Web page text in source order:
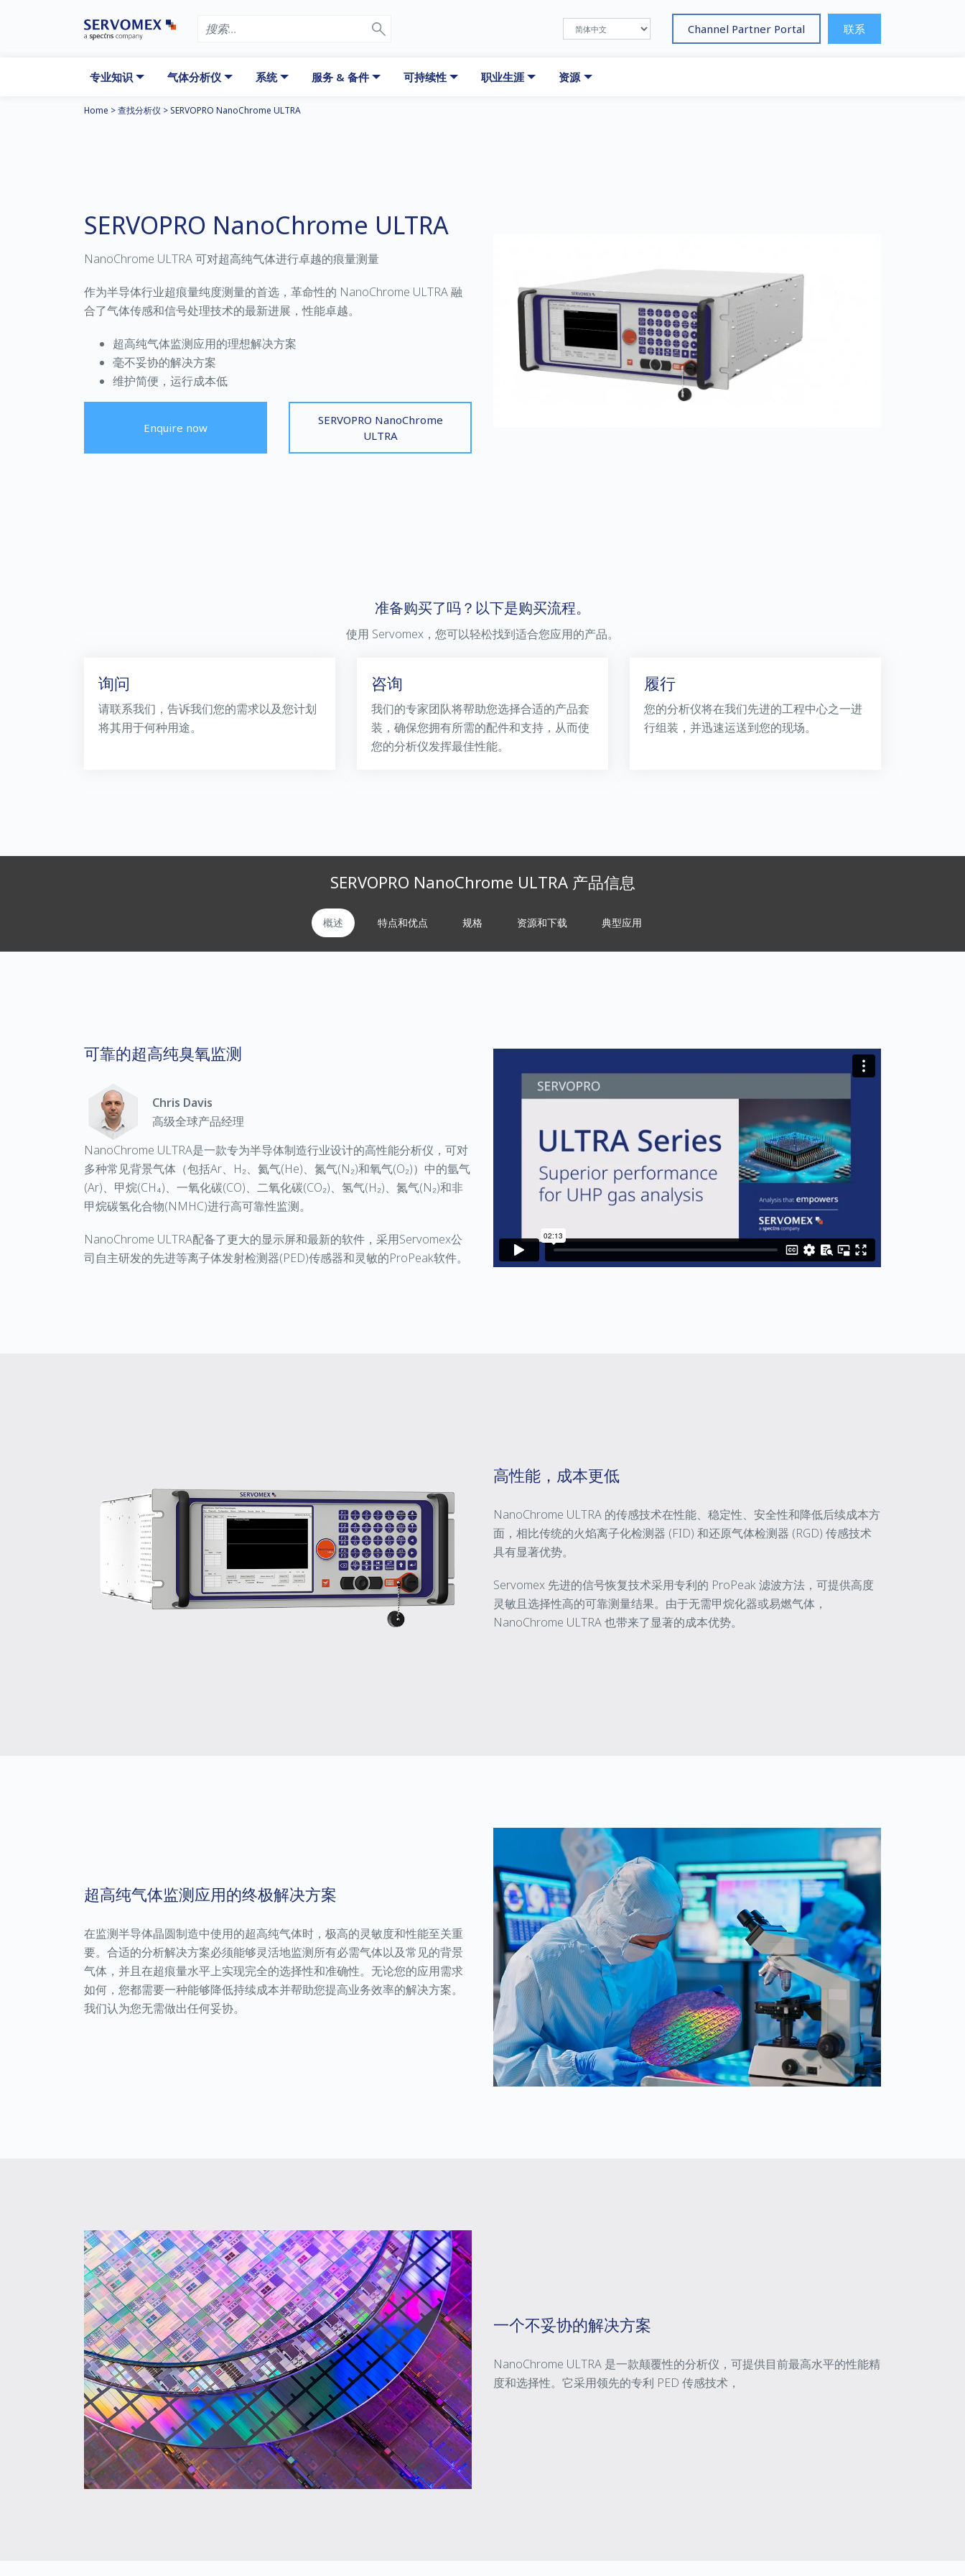
Channel Partner Portal 联系
专业知识 气体分析仪 系统 服务 & 备件 可持续性 职业生涯 资源
Home >查找分析仪 > SERVOPRO NanoChrome ULTRA
SERVOPRO NanoChrome ULTRA
NanoChrome ULTRA 可对超高纯气体进行卓越的痕量测量
作为半导体行业超痕量纯度测量的首选，革命性的 NanoChrome ULTRA 融
合了气体传感和信号处理技术的最新进展，性能卓越。
超高纯气体监测应用的理想解决方案
毫不妥协的解决方案
维护简便，运行成本低
Enquire now
SERVOPRO NanoChrome
ULTRA
准备购买了吗？以下是购买流程。
使用 Servomex，您可以轻松找到适合您应用的产品。
询问
请联系我们，告诉我们您的需求以及您计划
将其用于何种用途。
咨询
我们的专家团队将帮助您选择合适的产品套
装，确保您拥有所需的配件和支持，从而使
您的分析仪发挥最佳性能。
履行
您的分析仪将在我们先进的工程中心之一进
行组装，并迅速运送到您的现场。
SERVOPRO NanoChrome ULTRA 产品信息
概述 特点和优点 规格 资源和下载 典型应用
可靠的超高纯臭氧监测
Chris Davis
高级全球产品经理
NanoChrome ULTRA是一款专为半导体制造行业设计的高性能分析仪，可对
多种常见背景气体（包括Ar、H₂、氦气(He)、氮气(N₂)和氧气(O₂)）中的氩气
(Ar)、甲烷(CH₄)、一氧化碳(CO)、二氧化碳(CO₂)、氢气(H₂)、氮气(N₂)和非
甲烷碳氢化合物(NMHC)进行高可靠性监测。
NanoChrome ULTRA配备了更大的显示屏和最新的软件，采用Servomex公
司自主研发的先进等离子体发射检测器(PED)传感器和灵敏的ProPeak软件。
高性能，成本更低
NanoChrome ULTRA 的传感技术在性能、稳定性、安全性和降低后续成本方
面，相比传统的火焰离子化检测器 (FID) 和还原气体检测器 (RGD) 传感技术
具有显著优势。
Servomex 先进的信号恢复技术采用专利的 ProPeak 滤波方法，可提供高度
灵敏且选择性高的可靠测量结果。由于无需甲烷化器或易燃气体，
NanoChrome ULTRA 也带来了显著的成本优势。
超高纯气体监测应用的终极解决方案
在监测半导体晶圆制造中使用的超高纯气体时，极高的灵敏度和性能至关重
要。合适的分析解决方案必须能够灵活地监测所有必需气体以及常见的背景
气体，并且在超痕量水平上实现完全的选择性和准确性。无论您的应用需求
如何，您都需要一种能够降低持续成本并帮助您提高业务效率的解决方案。
我们认为您无需做出任何妥协。
一个不妥协的解决方案
NanoChrome ULTRA 是一款颠覆性的分析仪，可提供目前最高水平的性能精
度和选择性。它采用领先的专利 PED 传感技术，